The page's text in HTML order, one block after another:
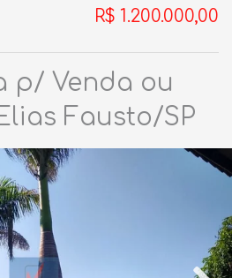
R$ 1.200.000,00
p/ Venda ou
Fausto/SP